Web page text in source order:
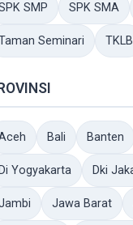
SMP SPK SMA
Seminari TKLB
Bali Banten
Yogyakarta Dki
Jawa Barat